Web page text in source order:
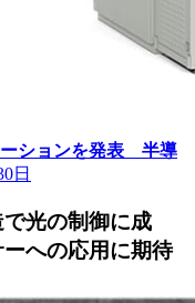
ーションを発表 半導
日
光の制御に成
への応用に期待